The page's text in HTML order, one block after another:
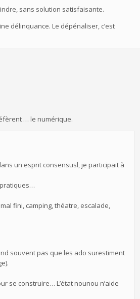
sans solution satisfaisante.
délinquance. Le dépénaliser, c’est
… le numérique.
un esprit consensusl, je participait à
fini, camping, théatre, escalade,
souvent pas que les ado surestiment
se construire… L’état nounou n’aide